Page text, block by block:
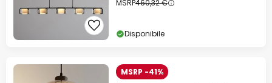
MSRP460,32 €
Disponibile
MSRP -41%